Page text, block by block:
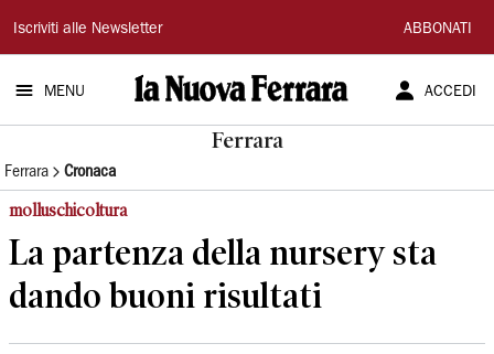
La
Nuova
Ferrara
Iscriviti alle Newsletter ABBONATI
MENU ACCEDI
Ferrara
Ferrara Cronaca
molluschicoltura
La partenza della nursery sta
dando buoni risultati